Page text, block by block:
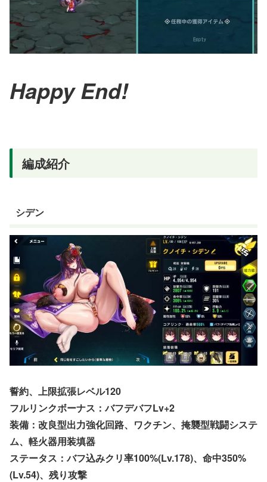
Happy End!
編成紹介
シデン
誓約、上限拡張レベル120
フルリンクボーナス：バフデバフLv+2
装備：改良型出力強化回路、ワクチン、掩襲型戦闘システ
ム、軽火器用装填器
ステータス：バフ込みクリ率100%(Lv.178)、命中350%
(Lv.54)、残り攻撃